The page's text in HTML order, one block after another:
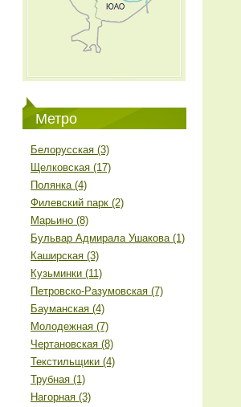
Метро
Белорусская (3)
Щелковская (17)
Полянка (4)
Филевский парк (2)
Марьино (8)
Бульвар Адмирала Ушакова (1)
Каширская (3)
Кузьминки (11)
Петровско-Разумовская (7)
Бауманская (4)
Молодежная (7)
Чертановская (8)
Текстильщики (4)
Трубная (1)
Нагорная (3)